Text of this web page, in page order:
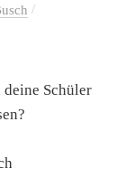
/
Schüler